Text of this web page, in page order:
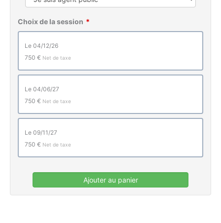
Choix de la session
le 04/12/26
750 € Net de taxe
le 04/06/27
750 € Net de taxe
le 09/11/27
750 € Net de taxe
Ajouter au panier